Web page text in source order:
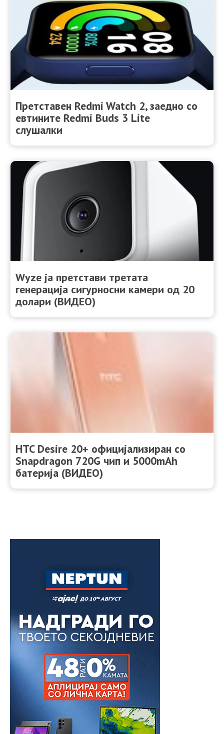
Претставен Redmi Watch 2, заедно со
евтините Redmi Buds 3 Lite
слушалки
Wyze ја претстави третата
генерација сигурносни камери од 20
долари (ВИДЕО)
HTC Desire 20+ официјализиран со
Snapdragon 720G чип и 5000mAh
батерија (ВИДЕО)